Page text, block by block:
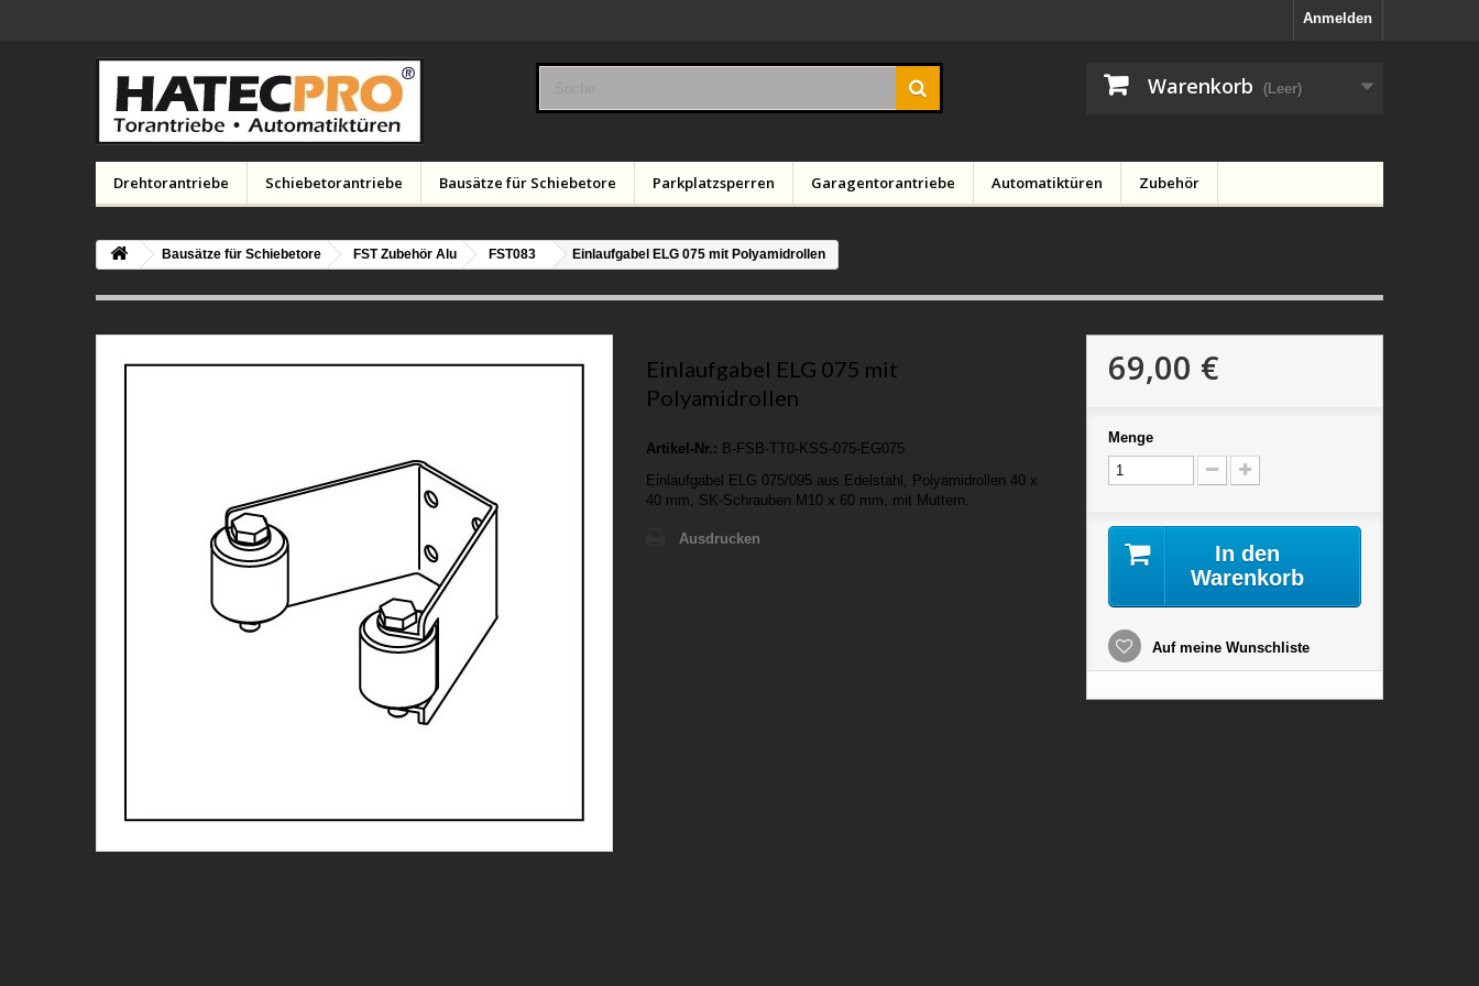
Anmelden
Warenkorb (Leer)
Drehtorantriebe Schiebetorantriebe Bausätze für Schiebetore Parkplatzsperren Garagentorantriebe Automatiktüren Zubehör
Bausätze für Schiebetore FST Zubehör Alu FST083 Einlaufgabel ELG 075 mit Polyamidrollen
Einlaufgabel ELG 075 mit
Polyamidrollen
Artikel-Nr.: B-FSB-TT0-KSS-075-EG075
Einlaufgabel ELG 075/095 aus Edelstahl, Polyamidrollen 40 x
40 mm, SK-Schrauben M10 x 60 mm, mit Muttern.
Ausdrucken
69,00 €
Menge
In den
Warenkorb
Auf meine Wunschliste